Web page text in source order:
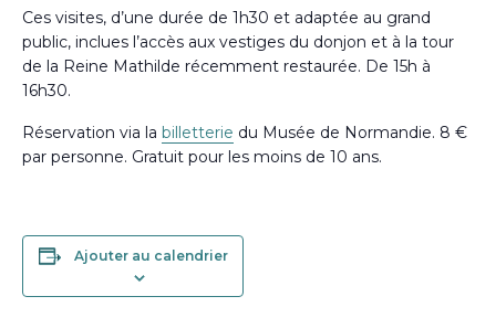
Ces visites, d’une durée de 1h30 et adaptée au grand
public, inclues l’accès aux vestiges du donjon et à la tour
de la Reine Mathilde récemment restaurée. De 15h à
16h30.
Réservation via la billetterie du Musée de Normandie. 8 €
par personne. Gratuit pour les moins de 10 ans.
Ajouter au calendrier